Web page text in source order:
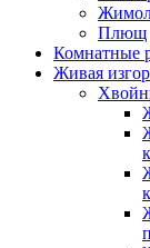
Плющ
Комнатные
Живая